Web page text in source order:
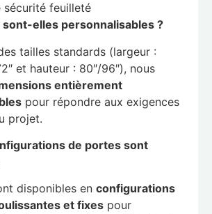
sécurité feuilleté
sont-elles personnalisables ?
tailles standards (largeur :
et hauteur : 80″/96″), nous
entièrement
pour répondre aux exigences
projet.
de portes sont
disponibles en configurations
et fixes pour